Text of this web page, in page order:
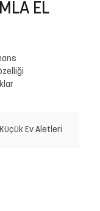
EL
Küçük Ev Aletleri